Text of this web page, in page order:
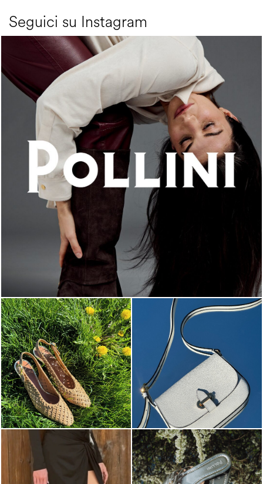
Seguici su Instagram
An ode to the house’s vibrant Italian roots, the new...